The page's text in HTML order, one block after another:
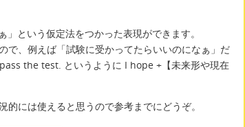
という仮定法をつかった表現ができます。
で、例えば「試験に受かってたらいいのになぁ」だ
the test. というように I hope +【未来形や現在
的には使えると思うので参考までにどうぞ。